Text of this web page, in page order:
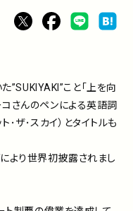
”SUKIYAKI”こと｢上を向
コさんのペンによる英語詞
ザ･スカイ）とタイトルも
より世界初披露されまし